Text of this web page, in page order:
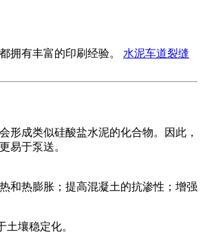
拥有丰富的印刷经验。 水泥车道裂缝
形成类似硅酸盐水泥的化合物。因此，
易于泵送。
和热膨胀；提高混凝土的抗渗性；增强
壤稳定化。